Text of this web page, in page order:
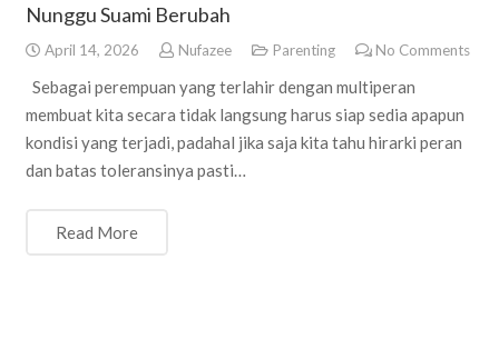
Nunggu Suami Berubah
April 14, 2026 Nufazee Parenting No Comments
Sebagai perempuan yang terlahir dengan multiperan
membuat kita secara tidak langsung harus siap sedia apapun
kondisi yang terjadi, padahal jika saja kita tahu hirarki peran
dan batas toleransinya pasti…
Read More